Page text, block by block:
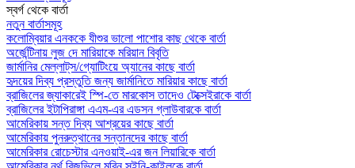
স্বর্গ থেকে বার্তা
নতুন বার্তাসমূহ
কলোম্বিয়ার এনককে যীশুর ভালো পাশোর কাছ থেকে বার্তা
অর্জেন্টিনায় লুজ দে মারিয়াকে মরিয়ান বিবৃতি
জার্মানির মেল্লাট্‌স/গ্যোটিংয়ে অ্যানের কাছে বার্তা
হৃদয়ের দিব্য প্রস্তুতি জন্য জার্মানিতে মারিয়ার কাছে বার্তা
ব্রাজিলের জ্যাকারেই স্পি-তে মারকোস তাদেও টেক্সেইরাকে বার্তা
ব্রাজিলের ইটাপিরাঙ্গা এএম-এর এডসন গ্লাউবারকে বার্তা
আমেরিকায় সন্ত দিব্য আশ্রয়ের কাছে বার্তা
আমেরিকায় পুনরুত্থানের সন্তানদের কাছে বার্তা
আমেরিকার রোচেস্টার এনওয়াই-এর জন লিয়ারিকে বার্তা